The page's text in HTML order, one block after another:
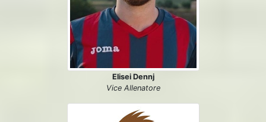
Elisei Dennj
Vice Allenatore